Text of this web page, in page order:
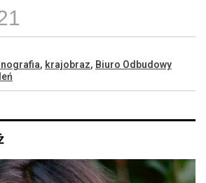
, krajobraz, Biuro Odbudowy